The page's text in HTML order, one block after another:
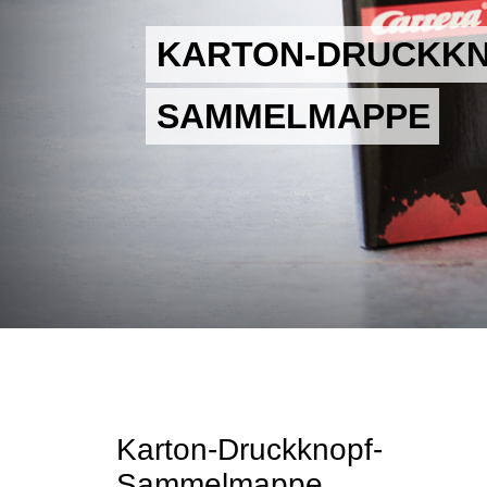
KARTON-
SAMMELMAPPE
KARTON-
SAMMELMAPPE
Karton-Druckknopf-